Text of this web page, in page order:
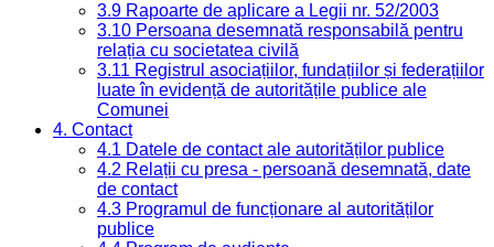
3.9 Rapoarte de aplicare a Legii nr. 52/2003
3.10 Persoana desemnată responsabilă pentru
relația cu societatea civilă
3.11 Registrul asociațiilor, fundațiilor și federațiilor
luate în evidență de autoritățile publice ale
Comunei
4. Contact
4.1 Datele de contact ale autorităților publice
4.2 Relații cu presa - persoană desemnată, date
de contact
4.3 Programul de funcționare al autorităților
publice